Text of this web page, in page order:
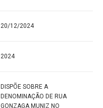
20/12/2024
2024
DISPÕE SOBRE A
DENOMINAÇÃO DE RUA
GONZAGA MUNIZ NO